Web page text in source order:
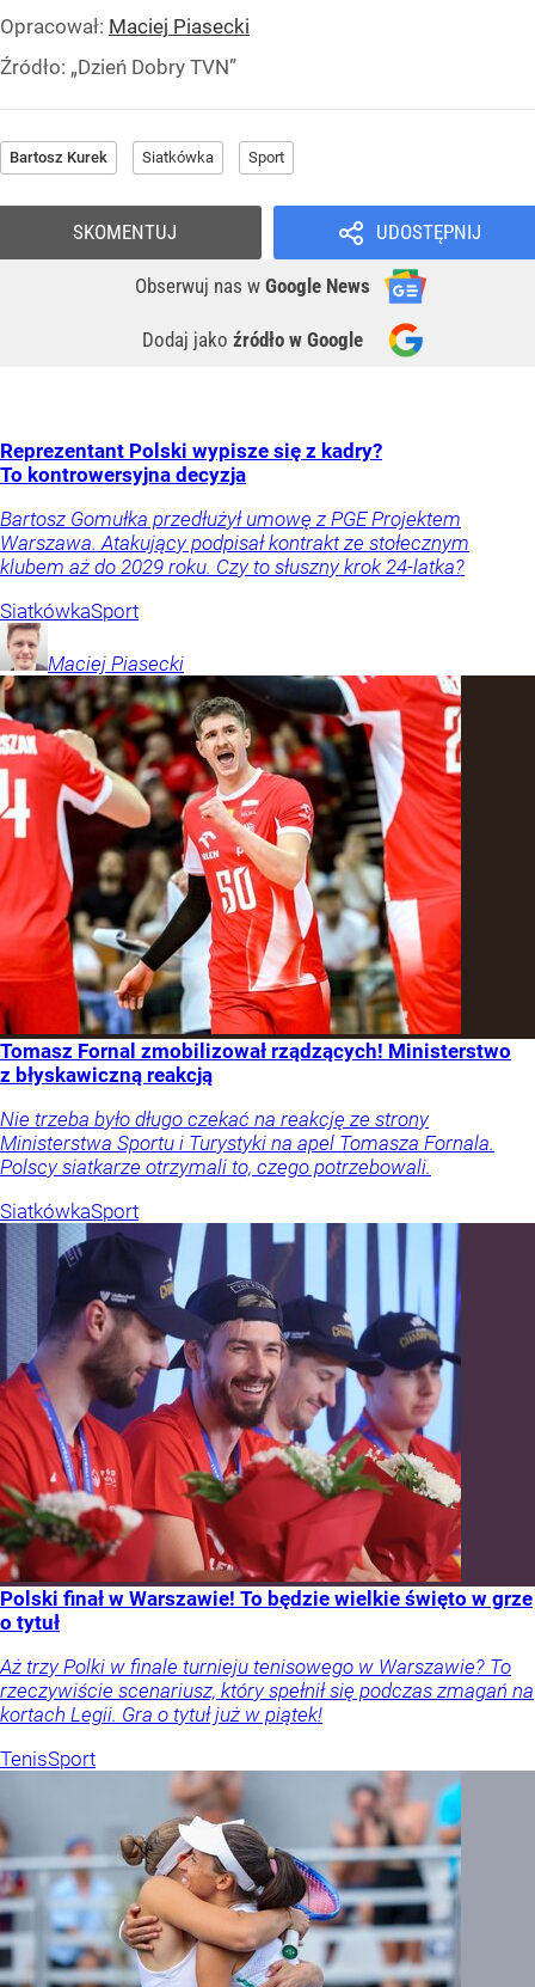
Opracował: Maciej Piasecki
Źródło: „Dzień Dobry TVN”
Bartosz Kurek Siatkówka Sport
UDOSTĘPNIJ
Obserwuj nas w Google News
Dodaj jako źródło w Google
SKOMENTUJ
Reprezentant Polski wypisze się z kadry?
To kontrowersyjna decyzja
Bartosz Gomułka przedłużył umowę z PGE Projektem
Warszawa. Atakujący podpisał kontrakt ze stołecznym
klubem aż do 2029 roku. Czy to słuszny krok 24-latka?
SiatkówkaSport
Maciej Piasecki
Tomasz Fornal zmobilizował rządzących! Ministerstwo
z błyskawiczną reakcją
Nie trzeba było długo czekać na reakcję ze strony
Ministerstwa Sportu i Turystyki na apel Tomasza Fornala.
Polscy siatkarze otrzymali to, czego potrzebowali.
SiatkówkaSport
Polski finał w Warszawie! To będzie wielkie święto w grze
o tytuł
Aż trzy Polki w finale turnieju tenisowego w Warszawie? To
rzeczywiście scenariusz, który spełnił się podczas zmagań na
kortach Legii. Gra o tytuł już w piątek!
TenisSport